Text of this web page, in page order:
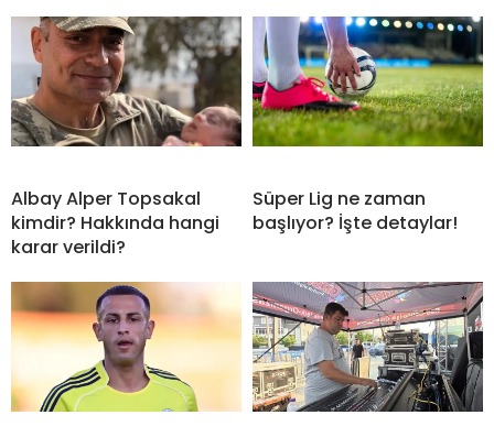
Albay Alper Topsakal
kimdir? Hakkında hangi
karar verildi?
Süper Lig ne zaman
başlıyor? İşte detaylar!